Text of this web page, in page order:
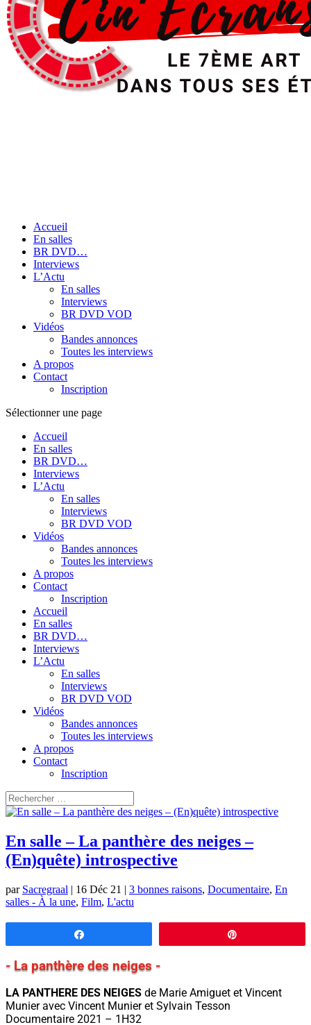
Accueil
En salles
BR DVD…
Interviews
L’Actu
En salles
Interviews
BR DVD VOD
Vidéos
Bandes annonces
Toutes les interviews
A propos
Contact
Inscription
Sélectionner une page
Accueil
En salles
BR DVD…
Interviews
L’Actu
En salles
Interviews
BR DVD VOD
Vidéos
Bandes annonces
Toutes les interviews
A propos
Contact
Inscription
Accueil
En salles
BR DVD…
Interviews
L’Actu
En salles
Interviews
BR DVD VOD
Vidéos
Bandes annonces
Toutes les interviews
A propos
Contact
Inscription
En salle – La panthère des neiges –
(En)quête) introspective
par Sacregraal | 16 Déc 21 | 3 bonnes raisons, Documentaire, En
salles - À la une, Film, L'actu
- La panthère des neiges -
LA PANTHERE DES NEIGES de Marie Amiguet et Vincent
Munier avec Vincent Munier et Sylvain Tesson
Documentaire 2021 – 1H32